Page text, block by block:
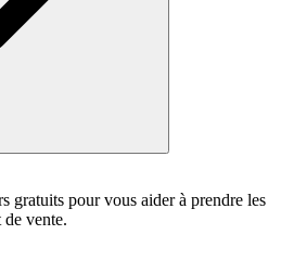
gratuits pour vous aider à prendre les
de vente.